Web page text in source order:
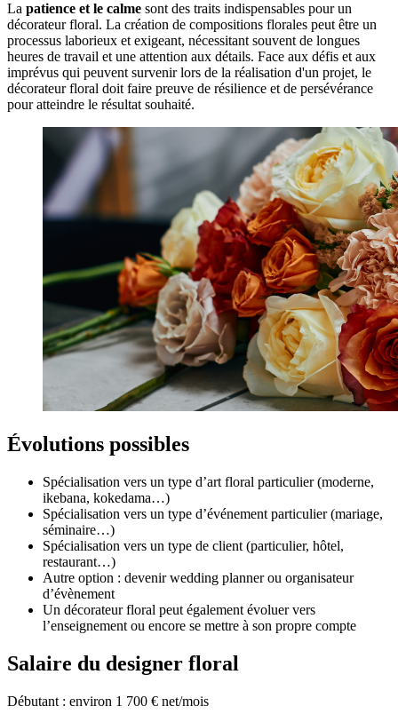
La patience et le calme sont des traits indispensables pour un
décorateur floral. La création de compositions florales peut être un
processus laborieux et exigeant, nécessitant souvent de longues
heures de travail et une attention aux détails. Face aux défis et aux
imprévus qui peuvent survenir lors de la réalisation d'un projet, le
décorateur floral doit faire preuve de résilience et de persévérance
pour atteindre le résultat souhaité.
Évolutions possibles
Spécialisation vers un type d’art floral particulier (moderne,
ikebana, kokedama…)
Spécialisation vers un type d’événement particulier (mariage,
séminaire…)
Spécialisation vers un type de client (particulier, hôtel,
restaurant…)
Autre option : devenir wedding planner ou organisateur
d’évènement
Un décorateur floral peut également évoluer vers
l’enseignement ou encore se mettre à son propre compte
Salaire du designer floral
Débutant : environ 1 700 € net/mois